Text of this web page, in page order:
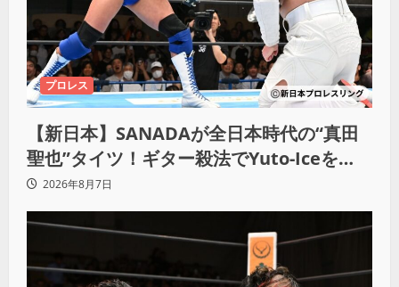
プロレス
【新日本】SANADAが全日本時代の“真田
聖也”タイツ！ギター殺法でYuto-Iceを
KO「俺と闘う時は考えろ。感じるな」
2026年8月7日